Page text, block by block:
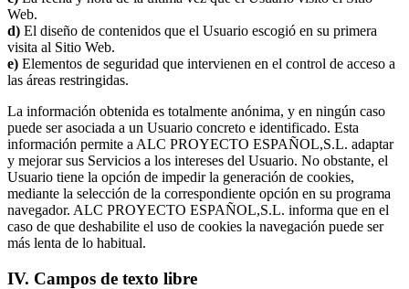
Web.
d) El diseño de contenidos que el Usuario escogió en su primera
visita al Sitio Web.
e) Elementos de seguridad que intervienen en el control de acceso a
las áreas restringidas.
La información obtenida es totalmente anónima, y en ningún caso
puede ser asociada a un Usuario concreto e identificado. Esta
información permite a ALC PROYECTO ESPAÑOL,S.L. adaptar
y mejorar sus Servicios a los intereses del Usuario. No obstante, el
Usuario tiene la opción de impedir la generación de cookies,
mediante la selección de la correspondiente opción en su programa
navegador. ALC PROYECTO ESPAÑOL,S.L. informa que en el
caso de que deshabilite el uso de cookies la navegación puede ser
más lenta de lo habitual.
IV. Campos de texto libre